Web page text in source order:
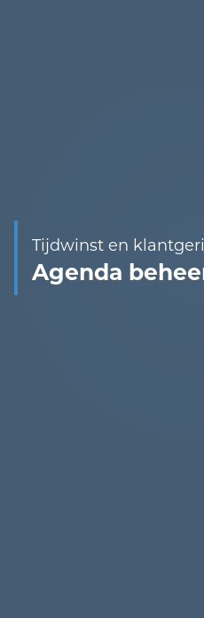
Agenda
Tijdwinst en